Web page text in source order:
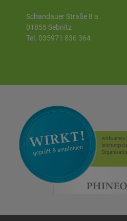
Schandauer Straße 8 a
01855 Sebnitz
Tel. 035971 836 364